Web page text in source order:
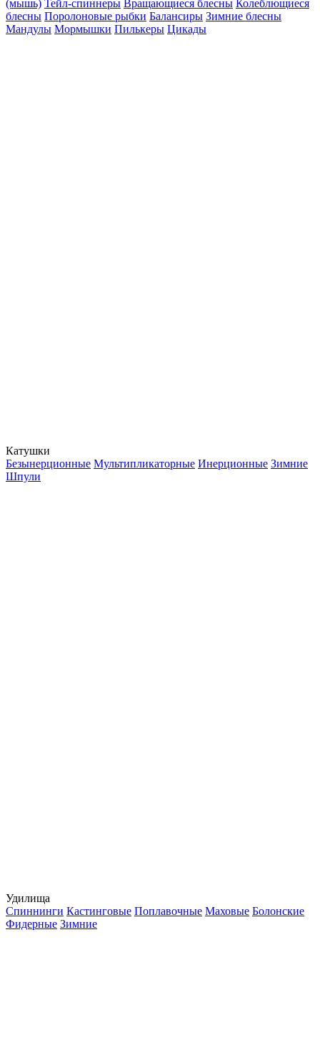
(мышь) Тейл-спиннеры Вращающиеся блесны Колеблющиеся
блесны Поролоновые рыбки Балансиры Зимние блесны
Мандулы Мормышки Пилькеры Цикады
Катушки
Безынерционные Мультипликаторные Инерционные Зимние
Шпули
Удилища
Спиннинги Кастинговые Поплавочные Маховые Болонские
Фидерные Зимние